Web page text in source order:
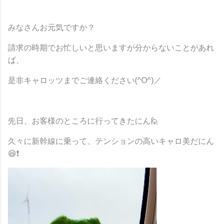
みなさんお元気ですか？
請求の時期でお忙しいと思いますが分からないことがあれ
ば、
是非キャロッツまでご連絡ください(^O^)／
先日、お客様のところに行ってきたにん🙋
久々に新幹線に乗って、テンションの高いキャロ美だにん
😆❗